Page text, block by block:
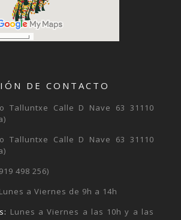
DE CONTACTO
Talluntxe Calle D Nave 63 31110
Talluntxe Calle D Nave 63 31110
498 256)
Lunes a Viernes de 9h a 14h
Lunes a Viernes a las 10h y a las